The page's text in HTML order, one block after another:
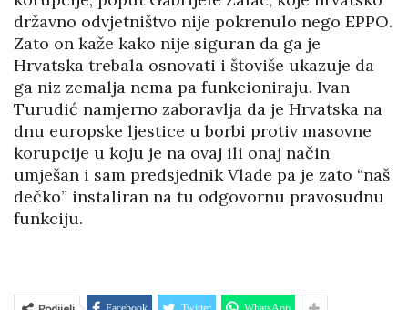
državno odvjetništvo nije pokrenulo nego EPPO.
Zato on kaže kako nije siguran da ga je
Hrvatska trebala osnovati i štoviše ukazuje da
ga niz zemalja nema pa funkcioniraju. Ivan
Turudić namjerno zaboravlja da je Hrvatska na
dnu europske ljestice u borbi protiv masovne
korupcije u koju je na ovaj ili onaj način
umješan i sam predsjednik Vlade pa je zato “naš
dečko” instaliran na tu odgovornu pravosudnu
funkciju.